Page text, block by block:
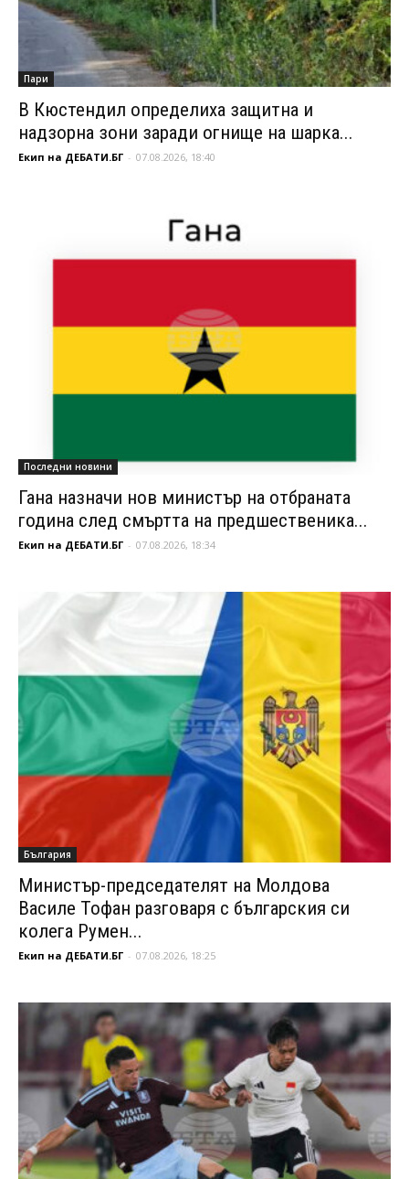
Пари
В Кюстендил определиха защитна и
надзорна зони заради огнище на шарка...
Екип на ДЕБАТИ.БГ - 07.08.2026, 18:40
Последни новини
Гана назначи нов министър на отбраната
година след смъртта на предшественика...
Екип на ДЕБАТИ.БГ - 07.08.2026, 18:34
България
Министър-председателят на Молдова
Василе Тофан разговаря с българския си
колега Румен...
Екип на ДЕБАТИ.БГ - 07.08.2026, 18:25